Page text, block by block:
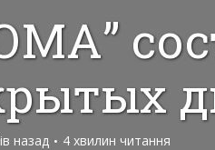
назад 4 хвилин читання